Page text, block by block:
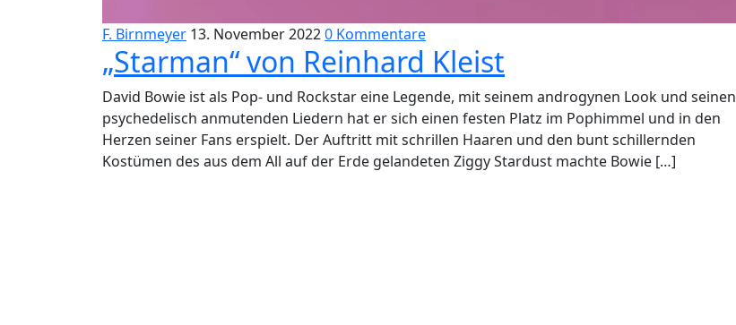
F. Birnmeyer 13. November 20220 Kommentare
„Starman“ von Reinhard Kleist
David Bowie ist als Pop- und Rockstar eine Legende, mit seinem androgynen Look und seinen
psychedelisch anmutenden Liedern hat er sich einen festen Platz im Pophimmel und in den
Herzen seiner Fans erspielt. Der Auftritt mit schrillen Haaren und den bunt schillernden
Kostümen des aus dem All auf der Erde gelandeten Ziggy Stardust machte Bowie […]